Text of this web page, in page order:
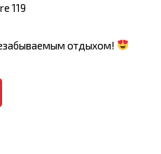
119
отдыхом!